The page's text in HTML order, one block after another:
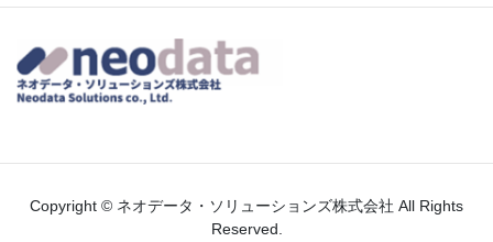
Copyright © ネオデータ・ソリューションズ株式会社 All Rights
Reserved.